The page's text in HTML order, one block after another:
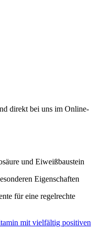
direkt bei uns im Online-
und Eiweißbaustein
Eigenschaften
für eine regelrechte
mit vielfältig positiven